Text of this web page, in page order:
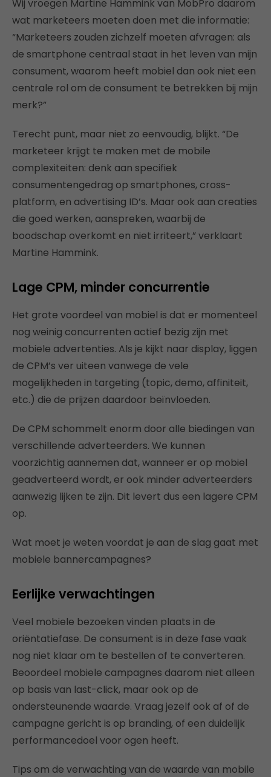
Wij vroegen Martine Hammink van MobPro daarom
wat marketeers moeten doen met die informatie:
“Marketeers zouden zichzelf moeten afvragen: als
de smartphone centraal staat in het leven van mijn
consument, waarom heeft mobiel dan ook niet een
centrale rol om de consument te betrekken bij mijn
merk?”
Terecht punt, maar niet zo eenvoudig, blijkt. “De
marketeer krijgt te maken met de mobile
complexiteiten: denk aan specifiek
consumentengedrag op smartphones, cross-
platform, en advertising ID’s. Maar ook aan creaties
die goed werken, aanspreken, waarbij de
boodschap overkomt en niet irriteert,” verklaart
Martine Hammink.
Lage CPM, minder concurrentie
Het grote voordeel van mobiel is dat er momenteel
nog weinig concurrenten actief bezig zijn met
mobiele advertenties. Als je kijkt naar display, liggen
de CPM’s ver uiteen vanwege de vele
mogelijkheden in targeting (topic, demo, affiniteit,
etc.) die de prijzen daardoor beïnvloeden.
De CPM schommelt enorm door alle biedingen van
verschillende adverteerders. We kunnen
voorzichtig aannemen dat, wanneer er op mobiel
geadverteerd wordt, er ook minder adverteerders
aanwezig lijken te zijn. Dit levert dus een lagere CPM
op.
Wat moet je weten voordat je aan de slag gaat met
mobiele bannercampagnes?
Eerlijke verwachtingen
Veel mobiele bezoeken vinden plaats in de
oriëntatiefase. De consument is in deze fase vaak
nog niet klaar om te bestellen of te converteren.
Beoordeel mobiele campagnes daarom niet alleen
op basis van last-click, maar ook op de
ondersteunende waarde. Vraag jezelf ook af of de
campagne gericht is op branding, of een duidelijk
performancedoel voor ogen heeft.
Tips om de verwachting van de waarde van mobile